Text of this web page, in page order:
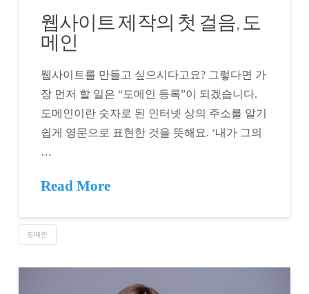
웹사이트 제작의 첫 걸음, 도
메인
웹사이트를 만들고 싶으시다고요? 그렇다면 가
장 먼저 할 일은 “도메인 등록”이 되겠습니다.
도메인이란 숫자로 된 인터넷 상의 주소를 알기
쉽게 영문으로 표현한 것을 뜻해요. ‘내가 그의
…
Read More
도메인